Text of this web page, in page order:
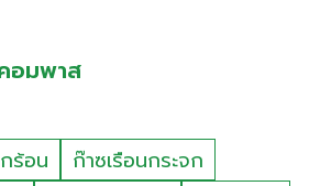
อมพาส
ร้อน
ก๊าซเรือนกระจก